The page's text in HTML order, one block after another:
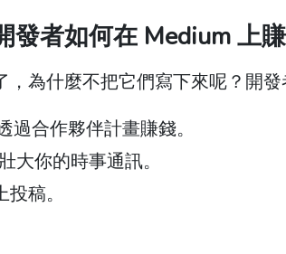
發者如何在 Medium 上
，為什麼不把它們寫下來呢？開
過合作夥伴計畫賺錢。
大你的時事通訊。
稿。